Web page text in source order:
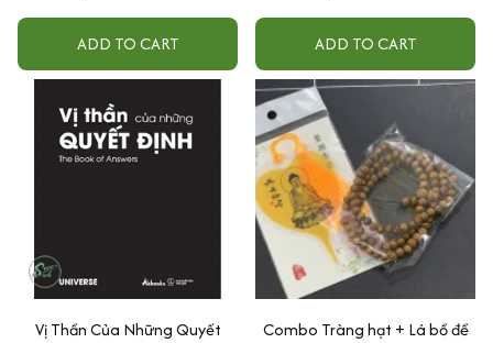
ADD TO CART ADD TO CART
Vị Thần Của Những Quyết
Combo Tràng hạt + Lá bồ đề